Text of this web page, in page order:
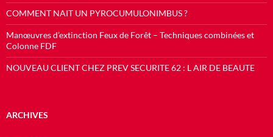
COMMENT NAIT UN PYROCUMULONIMBUS ?
Manœuvres d’extinction Feux de Forêt – Techniques combinées et
Colonne FDF
NOUVEAU CLIENT CHEZ PREV SECURITE 62 : L AIR DE BEAUTE
ARCHIVES